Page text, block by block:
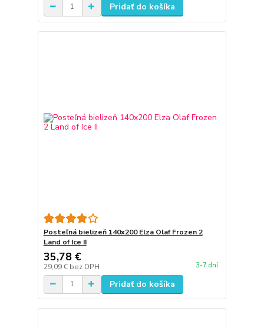
Pridať do košíka
Posteľná bielizeň 140x200 Elza Olaf Frozen 2
Land of Ice II
35,78 €
29,09 € bez DPH 3-7 dní
Pridať do košíka